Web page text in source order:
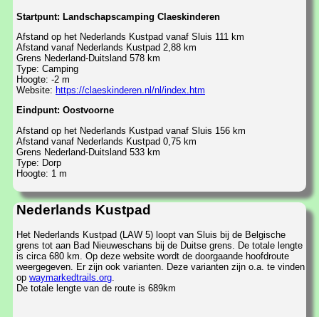
Startpunt: Landschapscamping Claeskinderen
Afstand op het Nederlands Kustpad vanaf Sluis 111 km
Afstand vanaf Nederlands Kustpad 2,88 km
Grens Nederland-Duitsland 578 km
Type: Camping
Hoogte: -2 m
Website: https://claeskinderen.nl/nl/index.htm
Eindpunt: Oostvoorne
Afstand op het Nederlands Kustpad vanaf Sluis 156 km
Afstand vanaf Nederlands Kustpad 0,75 km
Grens Nederland-Duitsland 533 km
Type: Dorp
Hoogte: 1 m
Nederlands Kustpad
Het Nederlands Kustpad (LAW 5) loopt van Sluis bij de Belgische
grens tot aan Bad Nieuweschans bij de Duitse grens. De totale lengte
is circa 680 km. Op deze website wordt de doorgaande hoofdroute
weergegeven. Er zijn ook varianten. Deze varianten zijn o.a. te vinden
op waymarkedtrails.org
De totale lengte van de route is 689km